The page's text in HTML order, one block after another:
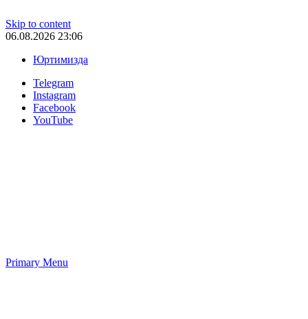
Skip to content
06.08.2026 23:06
Юртимизда
Telegram
Instagram
Facebook
YouTube
Primary Menu